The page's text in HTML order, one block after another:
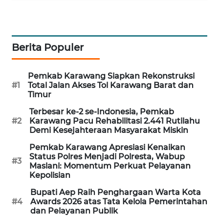
Berita Populer
#1
Pemkab Karawang Siapkan Rekonstruksi
Total Jalan Akses Tol Karawang Barat dan
Timur
#2
Terbesar ke-2 se-Indonesia, Pemkab
Karawang Pacu Rehabilitasi 2.441 Rutilahu
Demi Kesejahteraan Masyarakat Miskin
#3
Pemkab Karawang Apresiasi Kenaikan
Status Polres Menjadi Polresta, Wabup
Maslani: Momentum Perkuat Pelayanan
Kepolisian
#4
Bupati Aep Raih Penghargaan Warta Kota
Awards 2026 atas Tata Kelola Pemerintahan
dan Pelayanan Publik
GARONGGANG
NEWS
FISUELRI
ID
ENERGI
NEWS
CILEUNGSI
NEWS
BERKAT
NEWS